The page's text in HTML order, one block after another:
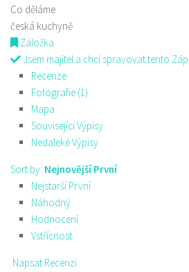
Co děláme
česká kuchyně
Záložka
Jsem majitel a chci spravovat tento
Recenze
Fotografie (1)
Mapa
Související Výpisy
Nedaleké Výpisy
Sort by: Nejnovější První
Nejstarší První
Náhodný
Hodnocení
Vstřícnost
Napsat Recenzi